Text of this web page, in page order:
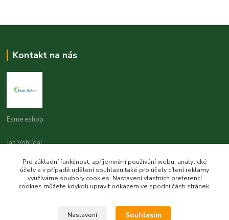
Kontakt na nás
Esme eshop
Jan Vohlídal
8,00 - 20,00
objednavky@esme-eshop.cz
Pro základní funkčnost, zpříjemnění používání webu, analytické
účely a v případě udělení souhlasu také pro účely cílení reklamy
využíváme soubory cookies. Nastavení vlastních preferencí
cookies můžete kdykoli upravit odkazem ve spodní části stránek.
Nastavení Souhlasím